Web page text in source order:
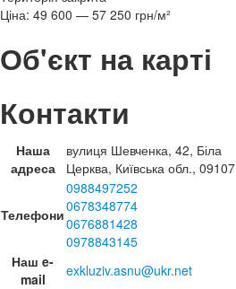
Ціна: 49 600 — 57 250 грн/м²
Об'єкт на карті
Контакти
Наша
адреса
вулиця Шевченка, 42, Біла
Церква, Київська обл., 09107
Телефони
0988497252
0678348774
0676881428
0978843145
Наш e-
mail
exkluziv.asnu@ukr.net